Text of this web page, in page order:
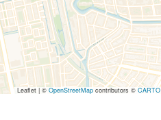
Leaflet|©OpenStreetMapcontributors ©CARTO